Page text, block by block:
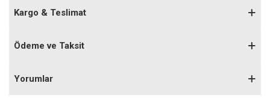
Kargo & Teslimat
Ödeme ve Taksit
Yorumlar